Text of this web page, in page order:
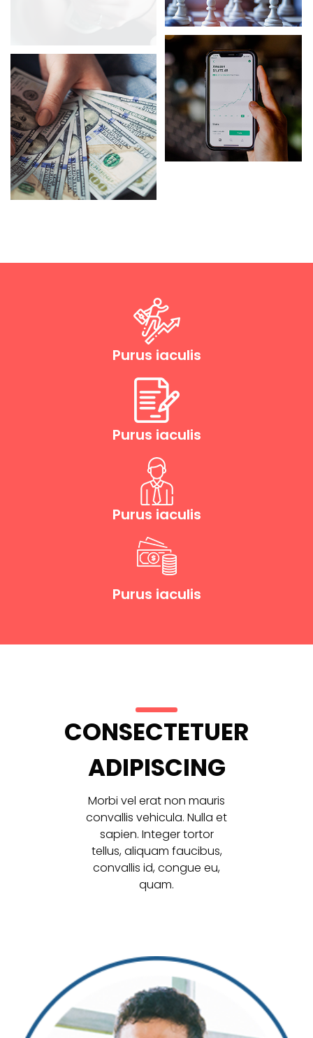
Purus iaculis
Purus iaculis
Purus iaculis
Purus iaculis
CONSECTETUER
ADIPISCING
Morbi vel erat non mauris
convallis vehicula. Nulla et
sapien. Integer tortor
tellus, aliquam faucibus,
convallis id, congue eu,
quam.